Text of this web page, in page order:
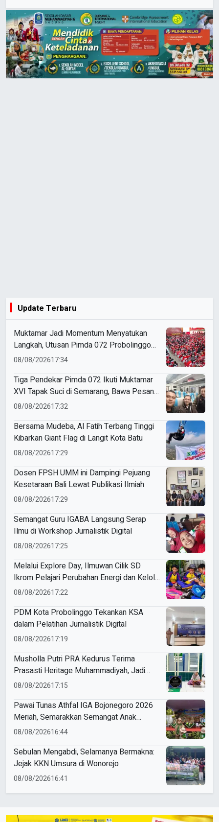
Update Terbaru
Muktamar Jadi Momentum Menyatukan
Langkah, Utusan Pimda 072 Probolinggo
Bawa Harapan untuk Tapak Suci
08/08/202617:34
Tiga Pendekar Pimda 072 Ikuti Muktamar
XVI Tapak Suci di Semarang, Bawa Pesan
Penguatan Kaderisasi
08/08/202617:32
Bersama Mudeba, Al Fatih Terbang Tinggi
Kibarkan Giant Flag di Langit Kota Batu
08/08/202617:29
Dosen FPSH UMM ini Dampingi Pejuang
Kesetaraan Bali Lewat Publikasi Ilmiah
08/08/202617:29
Semangat Guru IGABA Langsung Serap
Ilmu di Workshop Jurnalistik Digital
08/08/202617:25
Melalui Explore Day, Ilmuwan Cilik SD
Ikrom Pelajari Perubahan Energi dan Kelola
Sampah demi Bumi
08/08/202617:22
PDM Kota Probolinggo Tekankan KSA
dalam Pelatihan Jurnalistik Digital
08/08/202617:19
Musholla Putri PRA Kedurus Terima
Prasasti Heritage Muhammadiyah, Jadi
Pengingat Sejarah Dakwah dan Amal Saleh
08/08/202617:15
Pawai Tunas Athfal IGA Bojonegoro 2026
Meriah, Semarakkan Semangat Anak
Sholeh Berkemajuan
08/08/202616:44
Sebulan Mengabdi, Selamanya Bermakna:
Jejak KKN Umsura di Wonorejo
08/08/202616:41